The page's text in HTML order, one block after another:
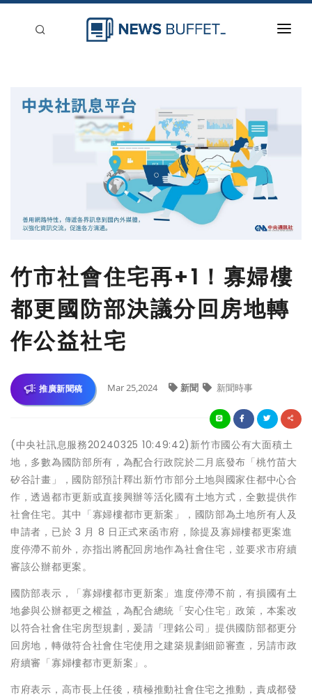
竹市社會住宅再+1！寡婦樓
都更國防部決議分回房地轉
作公益社宅
推廣新聞稿 Mar 25,2024 新聞 新聞時事
(中央社訊息服務20240325 10:49:42)新竹市國公有大面積土
地，多數為國防部所有，為配合行政院於二月底發布「桃竹苗大
矽谷計畫」，國防部預計釋出新竹市部分土地與國家住都中心合
作，透過都市更新或直接興辦等活化國有土地方式，全數提供作
社會住宅。其中「寡婦樓都市更新案」，國防部為土地所有人及
申請者，已於 3 月 8 日正式來函市府，除提及寡婦樓都更案進
度停滯不前外，亦指出將配回房地作為社會住宅，並要求市府續
審該公辦都更案。
國防部表示，「寡婦樓都市更新案」進度停滯不前，有損國有土
地參與公辦都更之權益，為配合總統「安心住宅」政策，本案改
以符合社會住宅房型規劃，爰請「理銘公司」提供國防部都更分
回房地，轉做符合社會住宅使用之建築規劃細節審查，另請市政
府續審「寡婦樓都市更新案」。
市府表示，高市長上任後，積極推動社會住宅之推動，責成都發